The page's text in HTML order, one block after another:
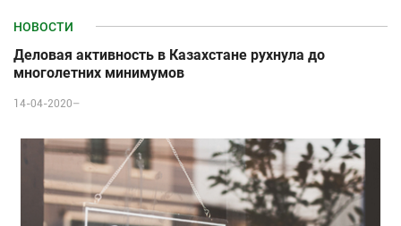
НОВОСТИ
Деловая активность в Казахстане рухнула до
многолетних минимумов
14-04-2020–